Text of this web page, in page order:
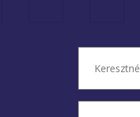
Keresztnév